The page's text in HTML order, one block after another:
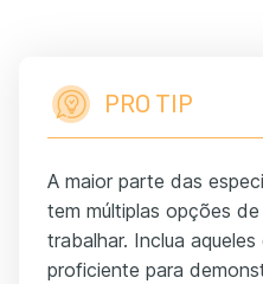
PRO TIP
A maior parte das
tem múltiplas opções
trabalhar. Inclua
proficiente para